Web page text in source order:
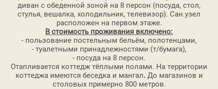
диван с обеденной зоной на 8 персон (посуда, стол,
стулья, вешалка, холодильник, телевизор). Сан.узел
расположен на первом этаже.
В стоимость проживания включено:
- пользование постельным бельём, полотенцами,
- туалетными принадлежностями (т/бумага),
- посуда на 8 персон.
Отапливается коттедж тёплыми полами. На территории
коттеджа имеются беседка и мангал.До магазинов и
столовых примерно 800 метров.